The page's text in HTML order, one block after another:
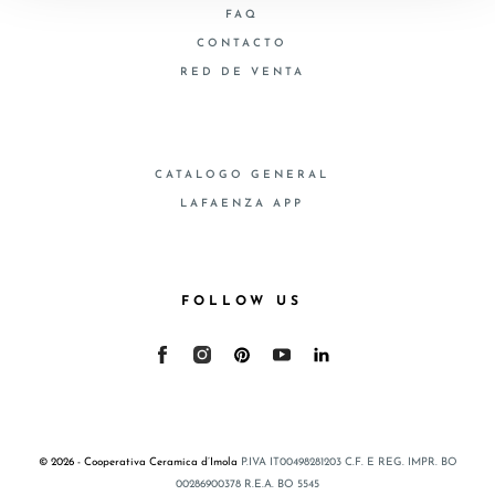
FAQ
CONTACTO
RED DE VENTA
CATALOGO GENERAL
LAFAENZA APP
FOLLOW US
© 2026 - Cooperativa Ceramica d’Imola P.IVA IT00498281203 C.F. E REG. IMPR. BO
00286900378 R.E.A. BO 5545